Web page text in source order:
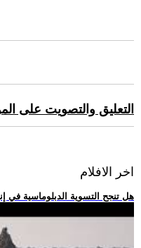
التعليق والتصويت على
اخر الافلام
.. هل تنجح التسوية الدبلوماسية في